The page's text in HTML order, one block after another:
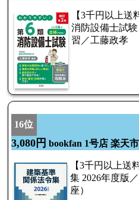
【3千円以上
消防設備士試
習／工藤政孝
16位
3,080円 bookfan 1号店 楽天
【3千円以上送
集 2026年度版
座）